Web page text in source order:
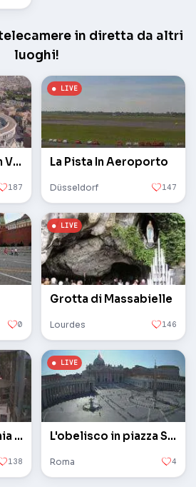
in diretta da altri
luoghi!
Piazza San Pietro in Vaticano
187
La Pista In Aeroporto
Düsseldorf 147
0
Grotta di Massabielle
Lourdes 146
La lobby è di Colonia / Bonn
138
L'obelisco in piazza San Pietro in Vaticano
Roma 4